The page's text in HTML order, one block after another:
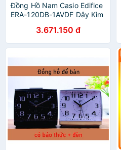
Đồng Hồ Nam Casio Edifice
ERA-120DB-1AVDF Dây Kim
3.671.150 đ